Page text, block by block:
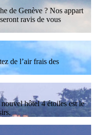
de Genève ? Nos appart
ravis de vous
de l’air frais des
hôtel 4 étoiles est le